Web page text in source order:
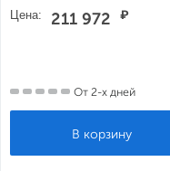
Цена: 211 972 ₽
От 2-х дней